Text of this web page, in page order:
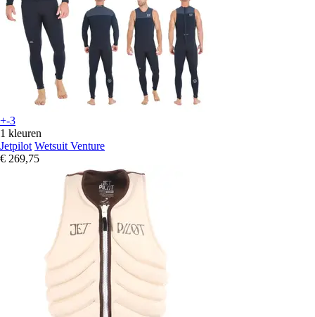
+-3
1 kleuren
Jetpilot Wetsuit Venture
€ 269,75